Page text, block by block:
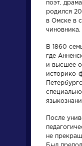
Словарь
деталь
поэт,
родился 20
в Омске в
чиновника.
В 1860
где
и высшее
историко-
После
не